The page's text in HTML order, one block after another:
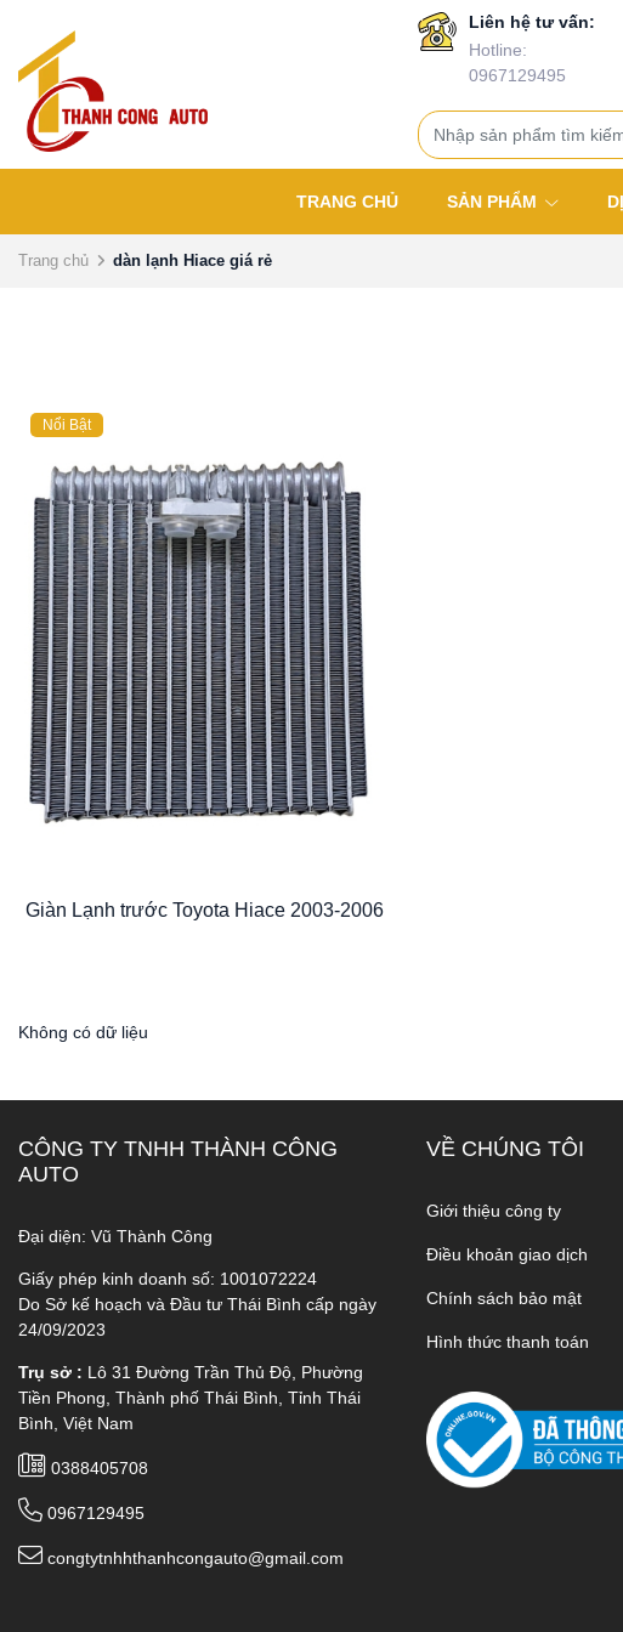
Liên hệ tư vấn:
Hotline:
0967129495
TRANG CHỦ SẢN PHẨM
Trang chủ dàn lạnh Hiace giá rẻ
Nổi Bật
Giàn Lạnh trước Toyota Hiace 2003-2006
Không có dữ liệu
CÔNG TY TNHH THÀNH CÔNG
AUTO
Đại diện: Vũ Thành Công
Giấy phép kinh doanh số: 1001072224
Do Sở kế hoạch và Đầu tư Thái Bình cấp ngày
24/09/2023
Trụ sở : Lô 31 Đường Trần Thủ Độ, Phường
Tiền Phong, Thành phố Thái Bình, Tỉnh Thái
Bình, Việt Nam
0388405708
0967129495
congtytnhhthanhcongauto@gmail.com
VỀ CHÚNG TÔI
Giới thiệu công ty
Điều khoản giao dịch
Chính sách bảo mật
Hình thức thanh toán